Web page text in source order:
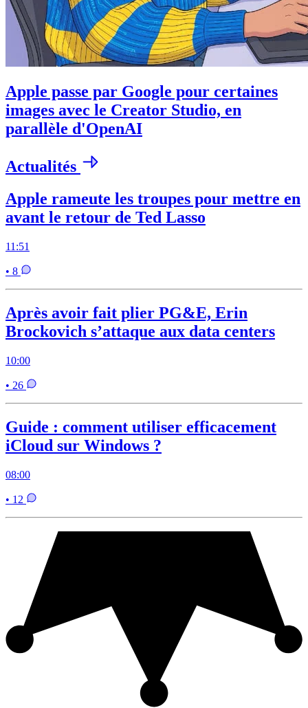
Apple passe par Google pour certaines
images avec le Creator Studio, en
parallèle d'OpenAI
Actualités
Apple rameute les troupes pour mettre en
avant le retour de Ted Lasso
11:51
• 8
Après avoir fait plier PG&E, Erin
Brockovich s’attaque aux data centers
10:00
• 26
Guide : comment utiliser efficacement
iCloud sur Windows ?
08:00
• 12